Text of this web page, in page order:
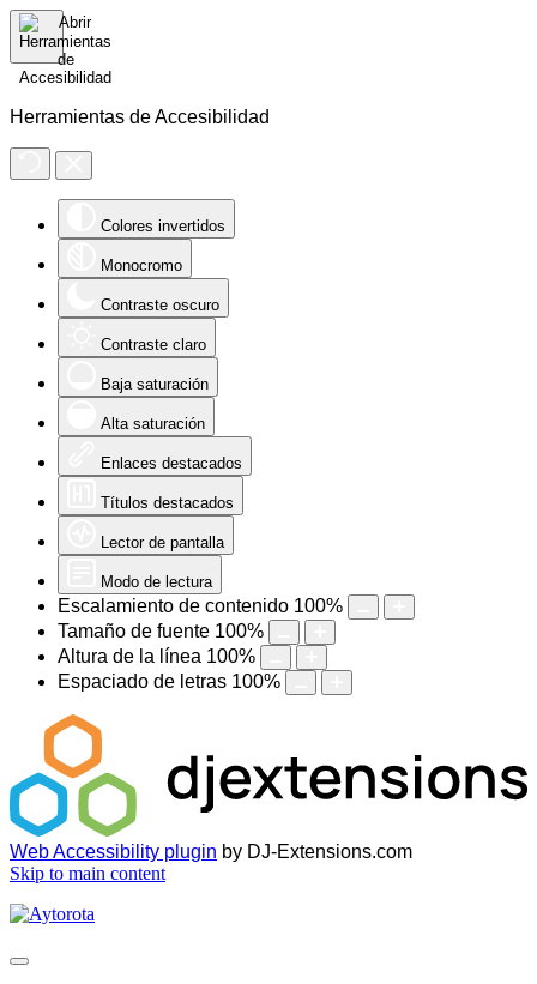
Herramientas de Accesibilidad
Colores invertidos
Monocromo
Contraste oscuro
Contraste claro
Baja saturación
Alta saturación
Enlaces destacados
Títulos destacados
Lector de pantalla
Modo de lectura
Escalamiento de contenido 100%
Tamaño de fuente 100%
Altura de la línea 100%
Espaciado de letras 100%
Web Accessibility plugin by DJ-Extensions.com
Skip to main content